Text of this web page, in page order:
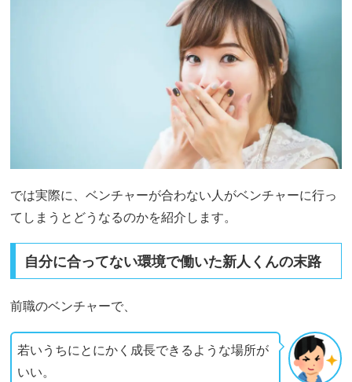
では実際に、ベンチャーが合わない人がベンチャーに行っ
てしまうとどうなるのかを紹介します。
自分に合ってない環境で働いた新人くんの末路
前職のベンチャーで、
若いうちにとにかく成長できるような場所が
いい。